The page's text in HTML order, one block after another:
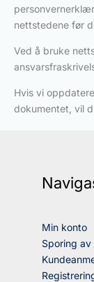
nettstedene før
Ved å bruke
Hvis vi
dokumentet, vil
Min konto
Sporing av